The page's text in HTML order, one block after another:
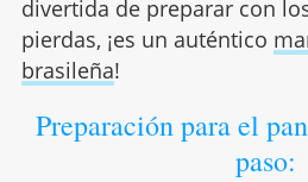
divertida de preparar con
pierdas, ¡es un auténtico
brasileña!
Preparación para el
paso: